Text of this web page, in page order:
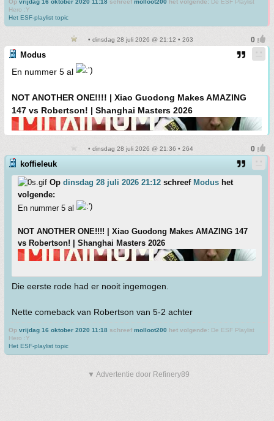
Op vrijdag 16 oktober 2020 11:18 schreef molloot200 het volgende: De ESF Playlist
Hero :Y
Het ESF-playlist topic
• dinsdag 28 juli 2026 @ 21:12 • 263
Modus
En nummer 5 al
NOT ANOTHER ONE!!!! | Xiao Guodong Makes AMAZING
147 vs Robertson! | Shanghai Masters 2026
• dinsdag 28 juli 2026 @ 21:36 • 264
koffieleuk
Op dinsdag 28 juli 2026 21:12 schreef Modus het
volgende:
En nummer 5 al
NOT ANOTHER ONE!!!! | Xiao Guodong Makes AMAZING 147
vs Robertson! | Shanghai Masters 2026
Die eerste rode had er nooit ingemogen.
Nette comeback van Robertson van 5-2 achter
Op vrijdag 16 oktober 2020 11:18 schreef molloot200 het volgende: De ESF Playlist
Hero :Y
Het ESF-playlist topic
▼ Advertentie door Refinery89